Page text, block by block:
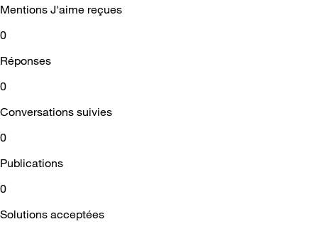
Mentions J'aime reçues
0
Réponses
0
Conversations suivies
0
Publications
0
Solutions acceptées